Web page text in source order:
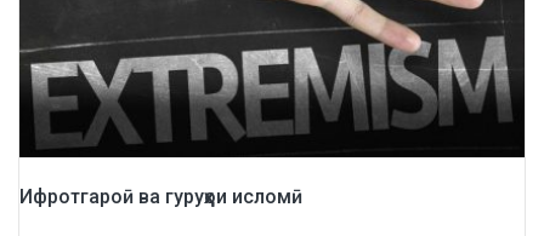
Ифротгароӣ ва гуруҳҳои исломӣ